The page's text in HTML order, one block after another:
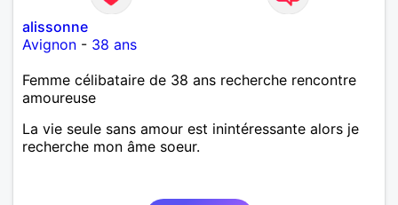
alissonne
Avignon - 38 ans
Femme célibataire de 38 ans recherche rencontre
amoureuse
La vie seule sans amour est inintéressante alors je
recherche mon âme soeur.